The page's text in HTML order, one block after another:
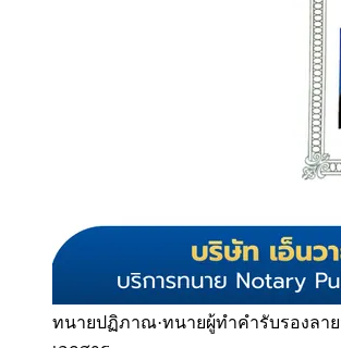
ทนายปฏิภาณ·ทนายผู้ทำคำรับรองลา